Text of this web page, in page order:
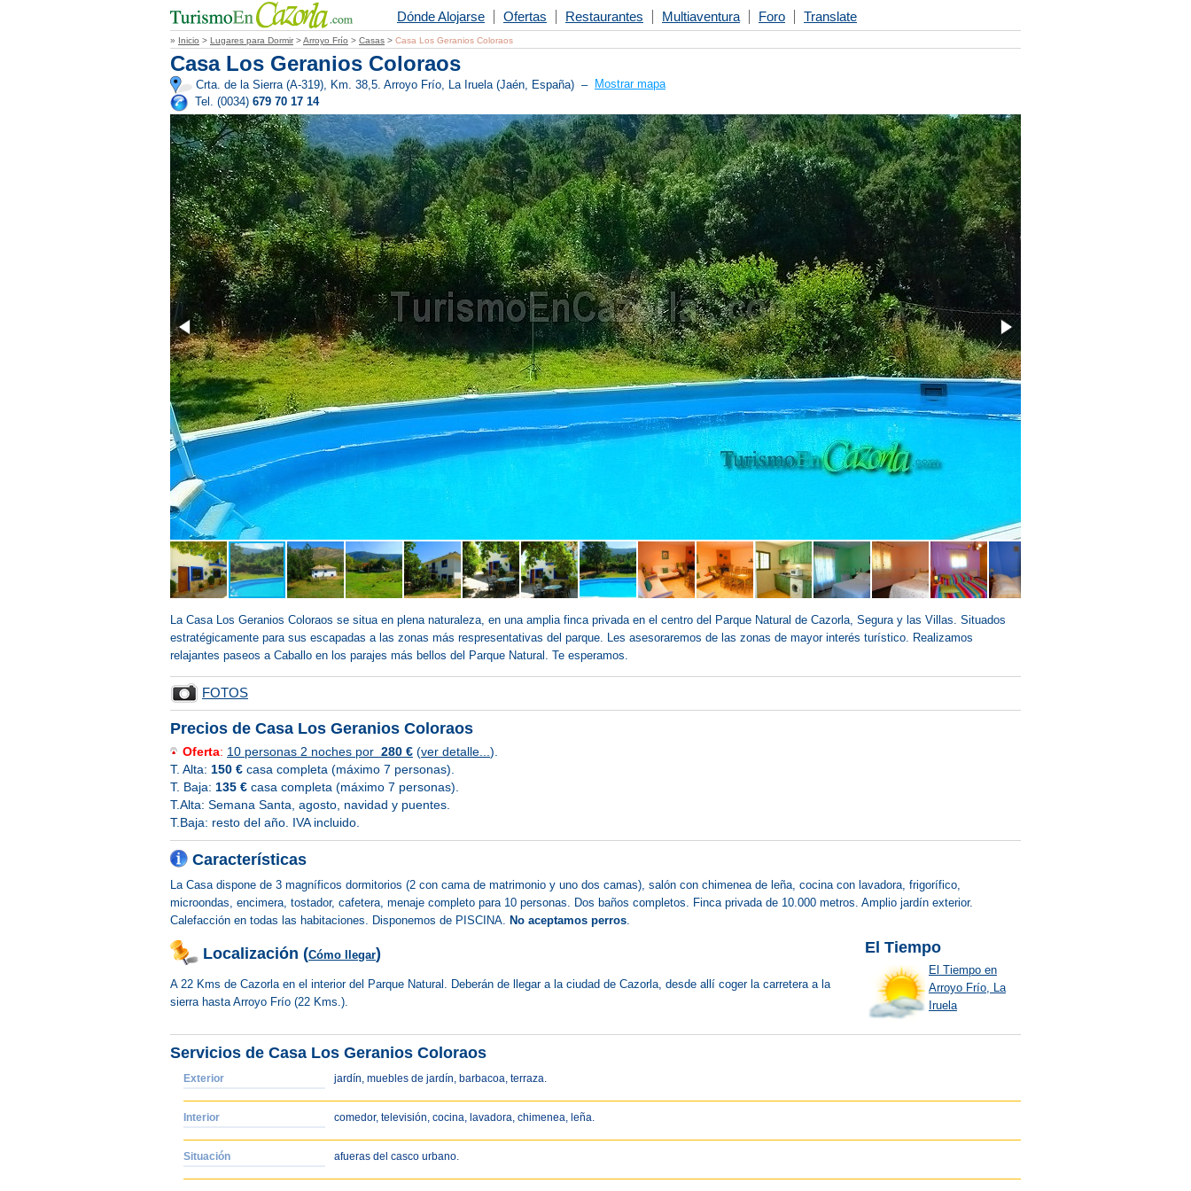
Dónde Alojarse Ofertas Restaurantes Multiaventura Foro Translate
» Inicio > Lugares para Dormir >Arroyo Frío > Casas > Casa Los Geranios Coloraos
Casa Los Geranios Coloraos
Crta. de la Sierra (A-319), Km. 38,5. Arroyo Frío, La Iruela (Jaén, España) – Mostrar mapa
Tel. (0034) 679 70 17 14
La Casa Los Geranios Coloraos se situa en plena naturaleza, en una amplia finca privada en el centro del Parque Natural de Cazorla, Segura y las Villas. Situados
estratégicamente para sus escapadas a las zonas más respresentativas del parque. Les asesoraremos de las zonas de mayor interés turístico. Realizamos
relajantes paseos a Caballo en los parajes más bellos del Parque Natural. Te esperamos.
FOTOS
Precios de Casa Los Geranios Coloraos
Oferta: 10 personas 2 noches por 280 € (ver detalle... ).
T. Alta: 150 € casa completa (máximo 7 personas).
T. Baja: 135 € casa completa (máximo 7 personas).
T.Alta: Semana Santa, agosto, navidad y puentes.
T.Baja: resto del año. IVA incluido.
Características
La Casa dispone de 3 magníficos dormitorios (2 con cama de matrimonio y uno dos camas), salón con chimenea de leña, cocina con lavadora, frigorífico,
microondas, encimera, tostador, cafetera, menaje completo para 10 personas. Dos baños completos. Finca privada de 10.000 metros. Amplio jardín exterior.
Calefacción en todas las habitaciones. Disponemos de PISCINA.
No aceptamos perros
Localización (Cómo llegar)
A 22 Kms de Cazorla en el interior del Parque Natural. Deberán de llegar a la ciudad de Cazorla, desde allí coger la carretera a la
sierra hasta Arroyo Frío (22 Kms.).
El Tiempo
El Tiempo en
Arroyo Frío, La
Iruela
Servicios de Casa Los Geranios Coloraos
Exterior jardín, muebles de jardín, barbacoa, terraza.
Interior comedor, televisión, cocina, lavadora, chimenea, leña.
Situación afueras del casco urbano.